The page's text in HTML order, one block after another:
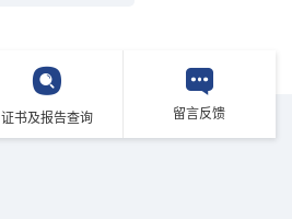
证书及报告查询 留言反馈